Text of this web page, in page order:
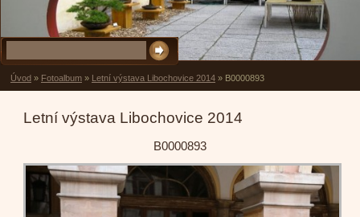
Úvod » Fotoalbum » Letní výstava Libochovice 2014 » B0000893
Letní výstava Libochovice 2014
B0000893